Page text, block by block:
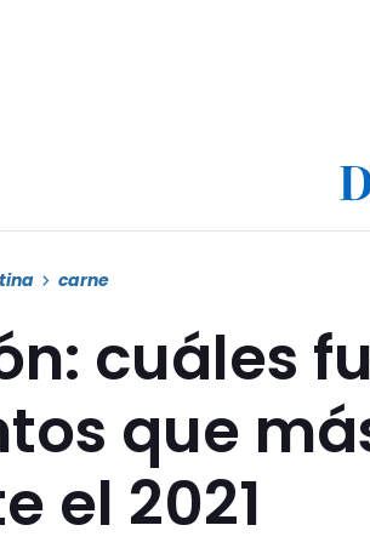
carne
cuáles
que
el 2021